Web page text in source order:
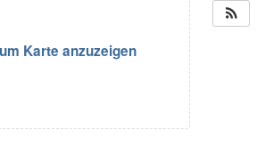
Karte anzuzeigen